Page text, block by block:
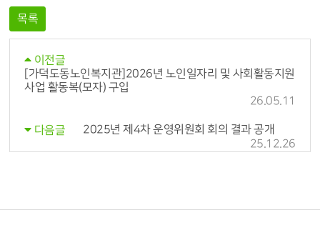
목록
이전글
[가덕도동노인복지관]2026년 노인일자리 및 사회활동지원
사업 활동복(모자) 구입
26.05.11
다음글
2025년 제4차 운영위원회 회의 결과 공개
25.12.26